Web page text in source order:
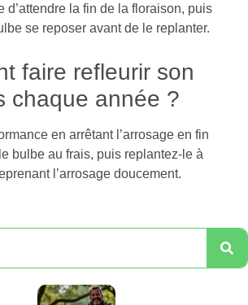
d’attendre la fin de la floraison, puis
se reposer avant de le replanter.
faire refleurir son
chaque année ?
en arrêtant l’arrosage en fin
bulbe au frais, puis replantez-le à
l’arrosage doucement.